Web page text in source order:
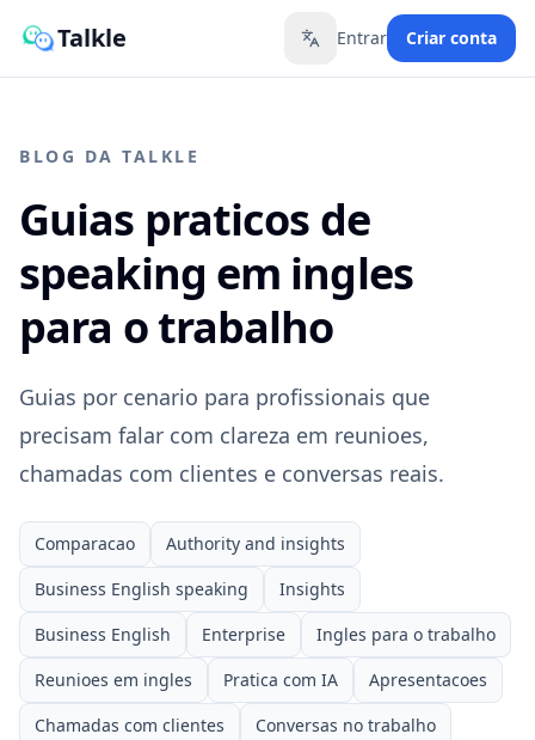
Talkle Toggle language
Entrar Criar conta
BLOG DA TALKLE
Guias praticos de
speaking em ingles
para o trabalho
Guias por cenario para profissionais que
precisam falar com clareza em reunioes,
chamadas com clientes e conversas reais.
Comparacao
Authority and insights
Business English speaking
Insights
Business English
Enterprise
Ingles para o trabalho
Reunioes em ingles
Pratica com IA
Apresentacoes
Chamadas com clientes
Conversas no trabalho